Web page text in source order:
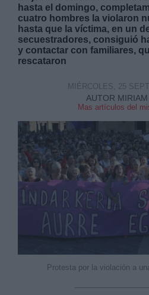
hasta el domingo,
cuatro hombres la violaron
hasta que la víctima, en un
secuestradores, consiguió
y contactar con familiares,
rescataron
AUTOR
Mas artículos del
MIÉRCOLES, 25
Protesta por la violación a
Destinatarios:
link
Información adicional
link